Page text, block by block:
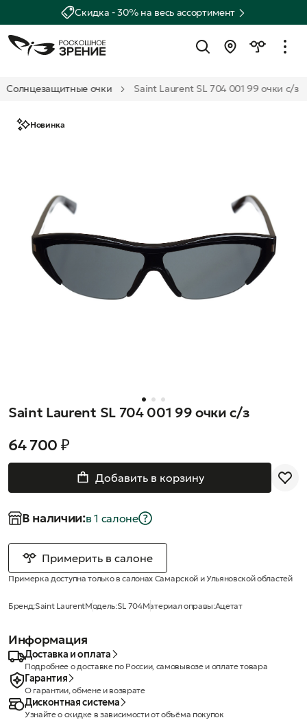
Скидка - 30% на весь ассортимент
Солнцезащитные очки Saint Laurent SL 704 001 99 очки с/з
Новинка
Saint Laurent SL 704 001 99 очки с/з
64 700 ₽
Добавить в корзину
В наличии:в 1 салонe
Примерить в салоне
Примерка доступна только в салонах Самарской и Ульяновской областей
Бренд:Saint LaurentМодель:SL 704Материал оправы:Ацетат
Информация
Доставка и оплата
Подробнее о доставке по России, самовывозе и оплате товара
Гарантия
О гарантии, обмене и возврате
Дисконтная система
Узнайте о скидке в зависимости от объёма покупок